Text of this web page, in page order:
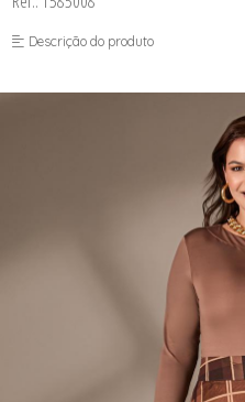
FUSEA-AGOSTO I-
LONGO-AGOSTO I-
MACAC-AGOSTO I-
Descrição do produto